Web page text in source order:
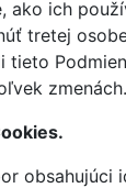
ako ich
tretej
tieto
zmenách.
obsahujúci